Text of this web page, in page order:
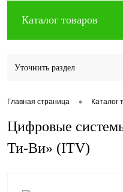
Каталог товаров
Уточнить раздел
Главная страница • Каталог
Цифровые
Ти-Ви» (ITV)